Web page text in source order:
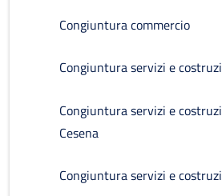
Congiuntura commercio
Congiuntura servizi e
Congiuntura servizi e
Cesena
Congiuntura servizi e